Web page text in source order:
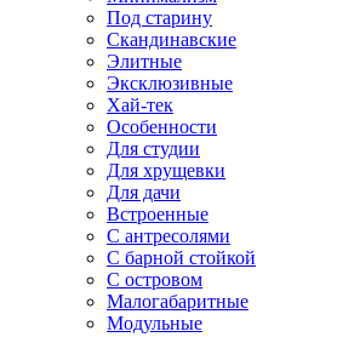
Под старину
Скандинавские
Элитные
Эксклюзивные
Хай-тек
Особенности
Для студии
Для хрущевки
Для дачи
Встроенные
С антресолями
С барной стойкой
С островом
Малогабаритные
Модульные